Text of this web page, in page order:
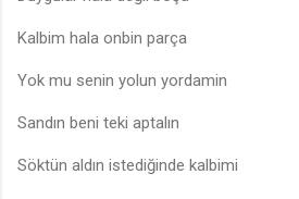
Kalbim hala onbin parça
Yok mu senin yolun yordamin
Sandın beni teki aptalın
Söktün aldın istediğinde kalbimi